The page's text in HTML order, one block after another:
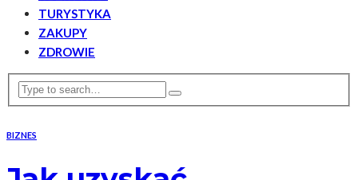
TURYSTYKA
ZAKUPY
ZDROWIE
BIZNES